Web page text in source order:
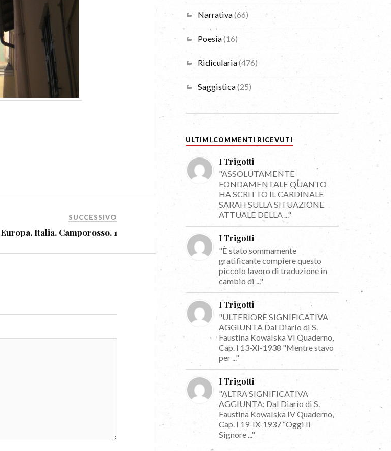
SUCCESSIVO
Europa. Italia. Camporosso. 1
Narrativa(66)
Poesia(16)
Ridicularia(476)
Saggistica(25)
ULTIMI COMMENTI RICEVUTI
I Trigotti
"ASSOLUTAMENTE
FONDAMENTALE QUANTO
HA SCRITTO IL CARDINALE
SARAH SULLA SITUAZIONE
ATTUALE DELLA ..."
I Trigotti
"È stato sommamente
gratificante compiere questo
piccolo lavoro di traduzione in
cambio di ..."
I Trigotti
"ULTERIORE SIGNIFICATIVA
AGGIUNTA Dal Diario di S.
Faustina Kowalska VI Quaderno,
Cap. I 13-XI-1938 "Mentre stavo
per ..."
I Trigotti
"ALTRA SIGNIFICATIVA
AGGIUNTA: Dal Diario di S.
Faustina Kowalska IV Quaderno,
Cap. I 19-IX-1937 “Oggi li
Signore ..."